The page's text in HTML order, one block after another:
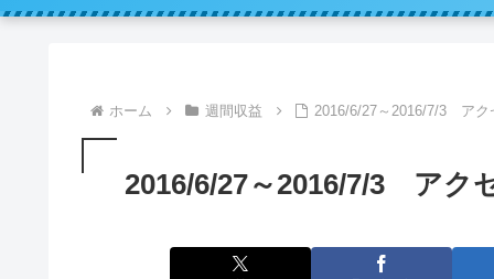
ホーム 週間収益 2016/6/27～2016/7/3 アク
2016/6/27～2016/7/3 アク